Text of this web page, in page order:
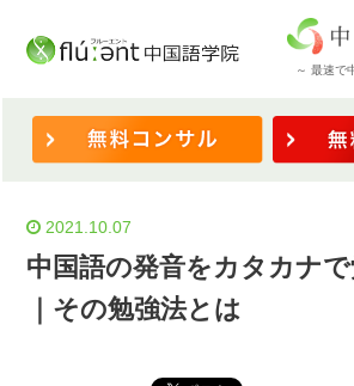
～ 最速で
中国語の発音をカタカナで覚えてみる｜その勉
2021.10.07
中国語の発音をカタカナ
｜その勉強法とは